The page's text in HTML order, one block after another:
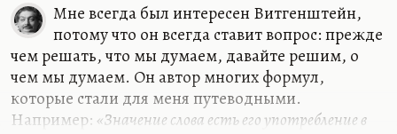
Мне всегда был интересен Витгенштейн,
потому что он всегда ставит вопрос: прежде
чем решать, что мы думаем, давайте решим, о
чем мы думаем. Он автор многих формул,
которые стали для меня путеводными.
Например: «Значение слова есть его употребление в